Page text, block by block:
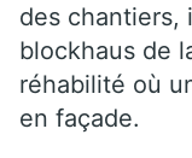
des chantiers,
blockhaus de
réhabilité où
en façade.